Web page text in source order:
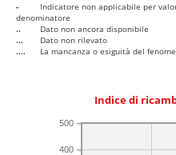
-
Indicatore non applicabile per
denominatore
..
Dato non ancora disponibile
...
Dato non rilevato
....
La mancanza o esiguità del
Indice di
400
500